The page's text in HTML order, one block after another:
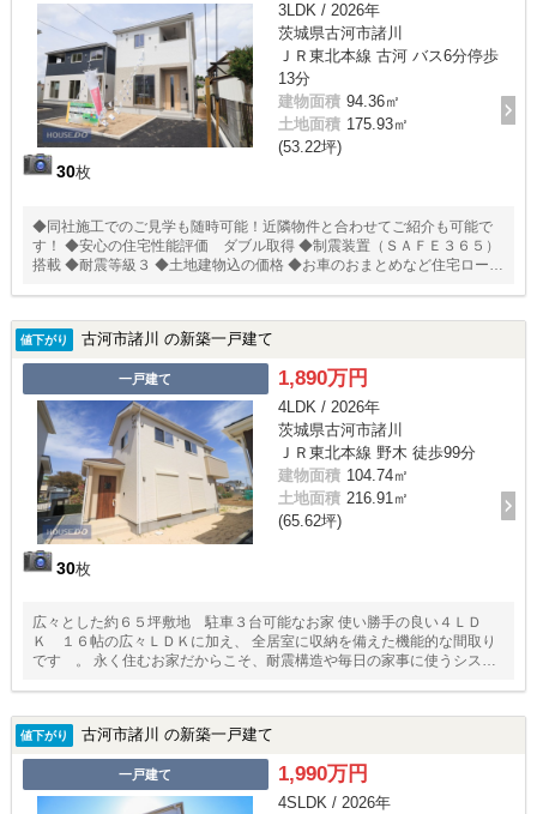
30枚
3LDK / 2026年
茨城県古河市諸川
ＪＲ東北本線 古河 バス6分停歩
13分
建物面積 94.36㎡
土地面積 175.93㎡
(53.22坪)
◆同社施工でのご見学も随時可能！近隣物件と合わせてご紹介も可能で
す！ ◆安心の住宅性能評価 ダブル取得 ◆制震装置（ＳＡＦＥ３６５）
搭載 ◆耐震等級３ ◆土地建物込の価格 ◆お車のおまとめなど住宅ローン
エ）◆◆ 住宅性能評価取得で安心。 ＳＡＦＥ３６５で地震の揺れを吸収
する家、壁全体で家を支え守る、耐力壁。
値下がり 古河市諸川 の新築一戸建て
一戸建て
30枚
1,890万円
4LDK / 2026年
茨城県古河市諸川
ＪＲ東北本線 野木 徒歩99分
建物面積 104.74㎡
土地面積 216.91㎡
(65.62坪)
広々とした約６５坪敷地 駐車３台可能なお家 使い勝手の良い４ＬＤ
Ｋ １６帖の広々ＬＤＫに加え、 全居室に収納を備えた機能的な間取り
です 。 永く住むお家だからこそ、耐震構造や毎日の家事に使うシステ
す 。 暮らしやすい周辺環境として、小学校まで徒歩１１分、スーパー
やドラッグストアも徒歩圏内で利便性良好です 。
値下がり 古河市諸川 の新築一戸建て
一戸建て 1,990万円
4SLDK / 2026年